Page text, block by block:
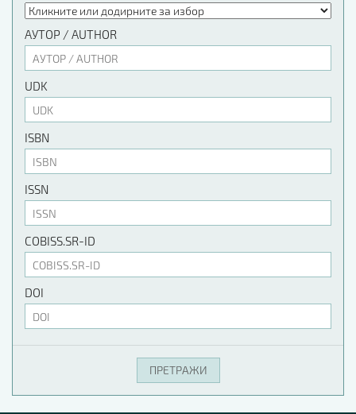
АУТОР / AUTHOR
UDK
ISBN
ISSN
COBISS.SR-ID
DOI